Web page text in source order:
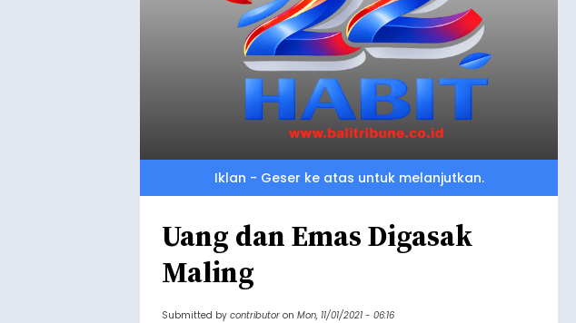
Iklan - Geser ke atas untuk melanjutkan.
Uang dan Emas Digasak
Maling
Submitted by contributor on Mon, 11/01/2021 - 06:16